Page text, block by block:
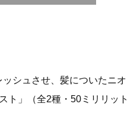
シュさせ、髪についたニオ
ト」（全2種・50ミリリット